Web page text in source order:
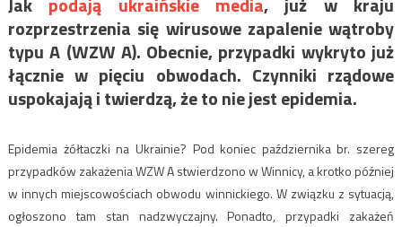
rozprzestrzenia się wirusowe zapalenie wątroby
typu A (WZW A). Obecnie, przypadki wykryto już
łącznie w pięciu obwodach. Czynniki rządowe
uspokajają i twierdzą, że to nie jest epidemia.
Epidemia żółtaczki na Ukrainie? Pod koniec października br. szereg
przypadków zakażenia WZW A stwierdzono w Winnicy, a krotko później
w innych miejscowościach obwodu winnickiego. W związku z sytuacją,
ogłoszono tam stan nadzwyczajny. Ponadto, przypadki zakażeń